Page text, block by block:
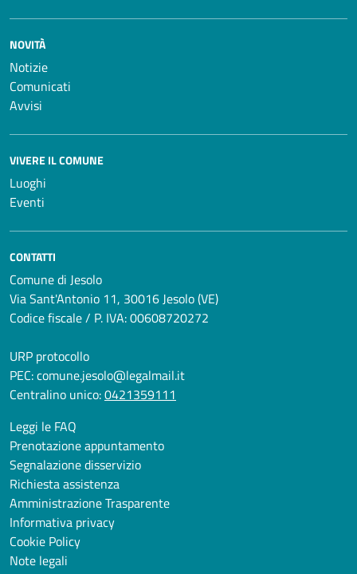
NOVITÀ
Notizie
Comunicati
Avvisi
VIVERE IL COMUNE
Luoghi
Eventi
CONTATTI
Comune di Jesolo
Via Sant'Antonio 11, 30016 Jesolo (VE)
Codice fiscale / P. IVA: 00608720272
URP protocollo
PEC:comune.jesolo@legalmail.it
Centralino unico:0421359111
Leggi le FAQ
Prenotazione appuntamento
Segnalazione disservizio
Richiesta assistenza
Amministrazione Trasparente
Informativa privacy
Cookie Policy
Note legali